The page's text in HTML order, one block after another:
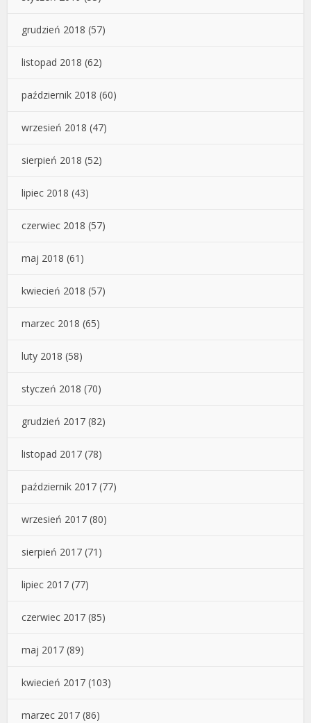
grudzień 2018 (57)
listopad 2018 (62)
październik 2018 (60)
wrzesień 2018 (47)
sierpień 2018 (52)
lipiec 2018 (43)
czerwiec 2018 (57)
maj 2018 (61)
kwiecień 2018 (57)
marzec 2018 (65)
luty 2018 (58)
styczeń 2018 (70)
grudzień 2017 (82)
listopad 2017 (78)
październik 2017 (77)
wrzesień 2017 (80)
sierpień 2017 (71)
lipiec 2017 (77)
czerwiec 2017 (85)
maj 2017 (89)
kwiecień 2017 (103)
marzec 2017 (86)